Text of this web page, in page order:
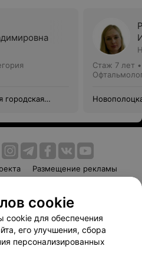
городская
Стаж 7 лет
Размещение рекламы
Способы оплаты
Партнеры
103.by
cookie
cookie для обеспечения
его улучшения, сбора
персонализированных